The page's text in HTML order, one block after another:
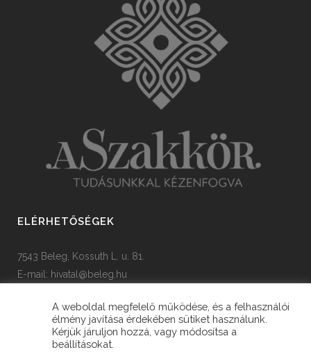
ELÉRHETŐSÉGEK
7543 Beleg, Kossuth L. u. 81.
E-mail: hivatal@beleg.hu
A weboldal megfelelő működése, és a felhasználói
élmény javítása érdekében sütiket használunk.
Kérjük járuljon hozzá, vagy módosítsa a
beállításokat.